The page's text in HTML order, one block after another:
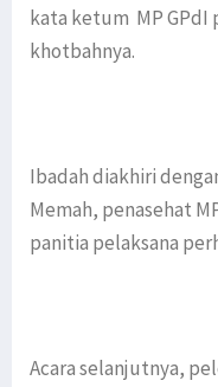
kata ketum MP GPdI
khotbahnya.
Ibadah diakhiri
Memah, penasehat
panitia pelaksana
Acara selanjutnya,